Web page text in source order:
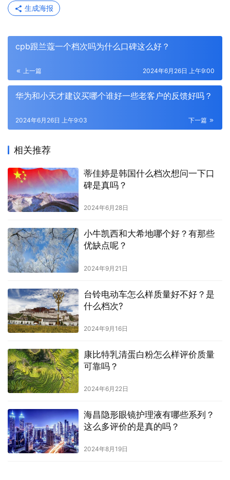
生成海报
cpb跟兰蔻一个档次吗为什么口碑这么好？
上一篇 2024年6月26日 上午9:00
华为和小天才建议买哪个谁好一些老客户的反馈好吗？
下一篇
2024年6月26日 上午9:03
相关推荐
蒂佳婷是韩国什么档次想问一下口
碑是真吗？
2024年6月28日
小牛凯西和大希地哪个好？有那些
优缺点呢？
2024年9月21日
台铃电动车怎么样质量好不好？是
什么档次?
2024年9月16日
康比特乳清蛋白粉怎么样评价质量
可靠吗？
2024年6月22日
海昌隐形眼镜护理液有哪些系列？
这么多评价的是真的吗？
2024年8月19日